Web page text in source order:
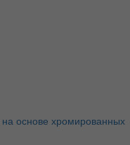
основе хромированных